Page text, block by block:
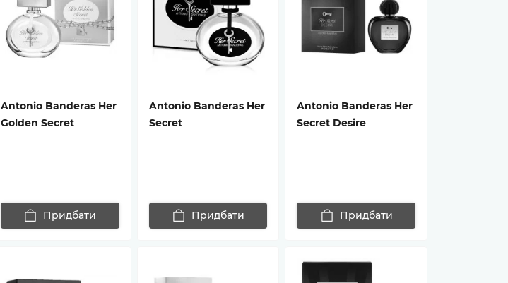
Antonio Banderas Her
Golden Secret
Придбати
Antonio Banderas Her
Secret
Придбати
Antonio Banderas Her
Secret Desire
Придбати